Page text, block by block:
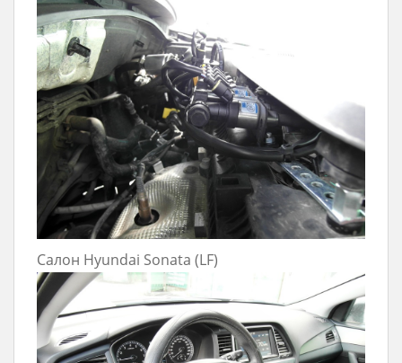
Салон Hyundai Sonata (LF)